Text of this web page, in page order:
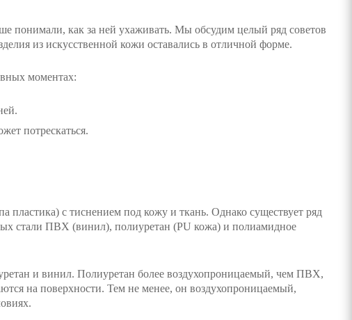
понимали, как за ней ухаживать. Мы обсудим целый ряд советов
из искусственной кожи оставались в отличной форме.
моментах:
потрескаться.
пластика) с тиснением под кожу и ткань. Однако существует ряд
стали ПВХ (винил), полиуретан (PU кожа) и полиамидное
и винил. Полиуретан более воздухопроницаемый, чем ПВХ,
на поверхности. Тем не менее, он воздухопроницаемый,